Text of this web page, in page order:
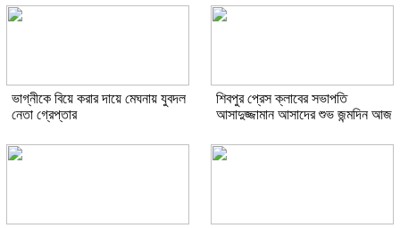
ভাগ্নীকে বিয়ে করার দায়ে মেঘনায় যুবদল
নেতা গ্রেপ্তার
শিবপুর প্রেস ক্লাবের সভাপতি
আসাদুজ্জামান আসাদের শুভ জন্মদিন আজ